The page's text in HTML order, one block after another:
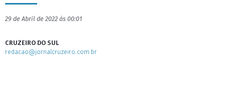
29 de Abril de 2022 às 00:01
CRUZEIRO DO SUL
redacao@jornalcruzeiro.com.br